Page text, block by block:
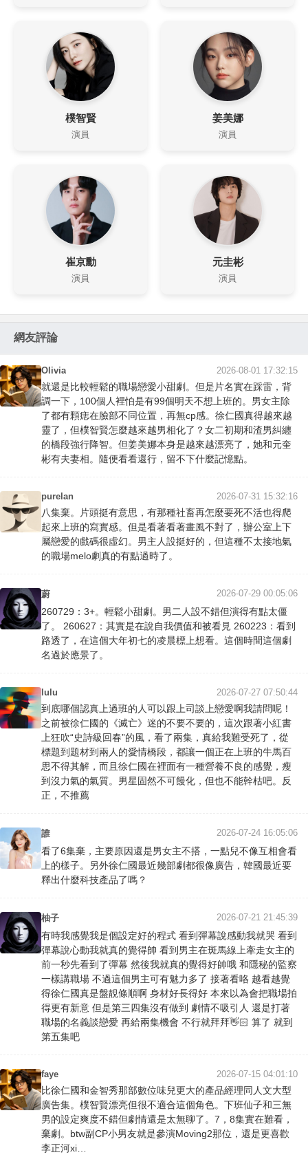
樸智賢
演員
姜美娜
演員
崔京勳
演員
元圭彬
演員
網友評論
Olivia 2026-08-01 17:32:15
就還是比較輕鬆的職場戀愛小甜劇。但是片名實在踩雷，背
調一下，100個人裡怕是有99個明天不想上班的。男女主除
了都有顆痣在臉部不同位置，再無cp感。徐仁國真得越來越
靈了，但樸智賢怎麼越來越男相化了？女二初期和渣男糾纏
的橋段強行降智。但姜美娜本身是越來越漂亮了，她和元奎
彬有夫妻相。隨便看看還行，留不下什麼記憶點。
purelan 2026-07-31 15:32:16
八集棄。片頭挺有意思，有那種社畜再怎麼要死不活也得爬
起來上班的寫實感。但是看著看著畫風不對了，辦公室上下
屬戀愛的戲碼很虛幻。男主人設挺好的，但這種不太接地氣
的職場melo劇真的有點過時了。
蔚 2026-07-29 00:05:06
260729：3+。輕鬆小甜劇。男二人設不錯但演得有點太僵
了。 260627：其實是在說自我價值和被看見 260223：看到
路透了，在這個大年初七的凌晨標上想看。這個時間這個劇
名過於應景了。
lulu 2026-07-27 07:50:44
到底哪個認真上過班的人可以跟上司談上戀愛啊我請問呢！
之前被徐仁國的《滅亡》迷的不要不要的，這次跟著小紅書
上狂吹“史詩級回春”的風，看了兩集，真給我難受死了，從
標題到題材到兩人的愛情橋段，都讓一個正在上班的牛馬百
思不得其解，而且徐仁國在裡面有一種營養不良的感覺，瘦
到沒力氣的氣質。男星固然不可饅化，但也不能幹枯吧。反
正，不推薦
誰 2026-07-24 16:05:06
看了6集棄，主要原因還是男女主不搭，一點兒不像互相會看
上的樣子。另外徐仁國最近幾部劇都很像廣告，韓國最近要
釋出什麼科技產品了嗎？
柚子 2026-07-21 21:45:39
有時我感覺我是個設定好的程式 看到彈幕說感動我就哭 看到
彈幕說心動我就真的覺得帥 看到男主在斑馬線上牽走女主的
前一秒先看到了彈幕 然後我就真的覺得好帥哦 和隱秘的監察
一樣講職場 不過這個男主可有魅力多了 接著看咯 越看越覺
得徐仁國真是盤靚條順啊 身材好長得好 本來以為會把職場拍
得更有新意 但是第三四集沒有做到 劇情不吸引人 還是打著
職場的名義談戀愛 再給兩集機會 不行就拜拜👋🏻 算了 就到
第五集吧
faye 2026-07-15 04:01:10
比徐仁國和金智秀那部數位味兒更大的產品經理同人文大型
廣告集。樸智賢漂亮但很不適合這個角色。下班仙子和三無
男的設定爽度不錯但劇情還是太無聊了。7，8集實在難看，
棄劇。btw副CP小男友就是參演Moving2那位，還是更喜歡
李正河xi…